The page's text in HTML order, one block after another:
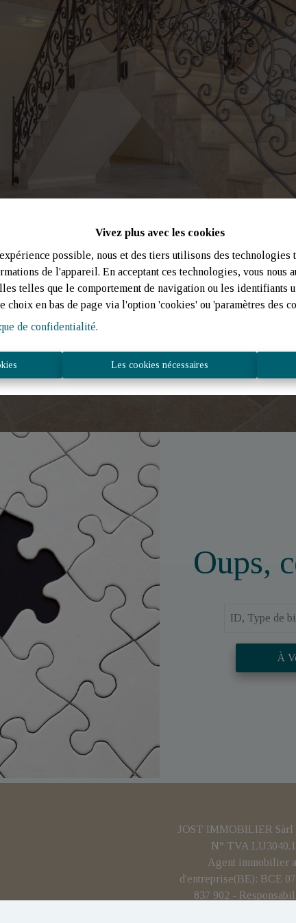
Vivez plus avec les cookies
possible, nous et des tiers utilisons des technologies
de l'appareil. En acceptant ces technologies, vous nous
telles que le comportement de navigation ou les identifiants
choix en bas de page via l'option 'cookies' ou 'paramètres des
de confidentialité.
Les cookies nécessaires
Oups,
À
JOST IMMOBILIER Sàrl
N° TVA
Agent immobilier
d'entreprise(BE): BCE
837 902 -